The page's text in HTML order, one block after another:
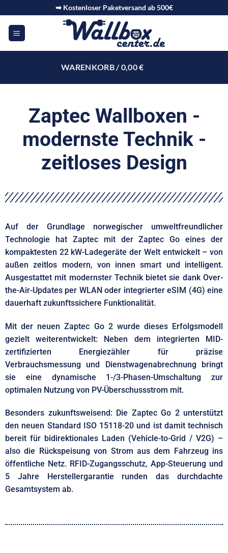
➡ Kostenloser Paketversand ab 500€
WARENKORB /0,00€
Zaptec Wallboxen -
modernste Technik -
zeitloses Design
Auf der Grundlage norwegischer umweltfreundlicher
Technologie hat Zaptec mit der Zaptec Go eines der
kompaktesten 22 kW-Ladegeräte der Welt entwickelt – von
außen zeitlos modern, von innen smart und intelligent.
Ausgestattet mit modernster Technik bietet sie dank Over-
the-Air-Updates per WLAN oder integrierter eSIM (4G) eine
dauerhaft zukunftssichere Funktionalität.
Mit der neuen Zaptec Go 2 wurde dieses Erfolgsmodell
gezielt weiterentwickelt: Neben dem integrierten MID-
zertifizierten Energiezähler für präzise
Verbrauchsmessung und Dienstwagenabrechnung bringt
sie eine dynamische 1-/3-Phasen-Umschaltung zur
optimalen Nutzung von PV-Überschussstrom mit.
Besonders zukunftsweisend: Die Zaptec Go 2 unterstützt
den neuen Standard ISO 15118-20 und ist damit technisch
bereit für bidirektionales Laden (Vehicle-to-Grid / V2G) –
also die Rückspeisung von Strom aus dem Fahrzeug ins
öffentliche Netz. RFID-Zugangsschutz, App-Steuerung und
5 Jahre Herstellergarantie runden das durchdachte
Gesamtsystem ab.